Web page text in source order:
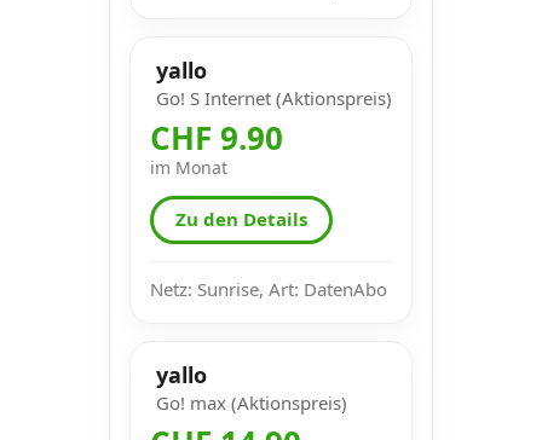
yallo
Go! S Internet (Aktionspreis)
CHF 9.90
im Monat
Zu den Details
Netz: Sunrise, Art: DatenAbo
yallo
Go! max (Aktionspreis)